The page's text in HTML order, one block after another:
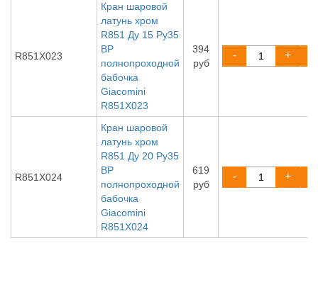
R851X023
Кран шаровой
латунь хром
R851 Ду 15 Ру35
ВР
полнопроходной
бабочка
Giacomini
R851X023
394
руб
- +
R851X024
Кран шаровой
латунь хром
R851 Ду 20 Ру35
ВР
полнопроходной
бабочка
Giacomini
R851X024
619
руб
- +